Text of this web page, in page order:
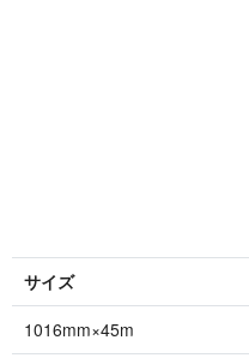
サイズ
1016mm×45m